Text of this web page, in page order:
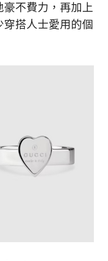
不費力，再加上
搭人士愛用的個